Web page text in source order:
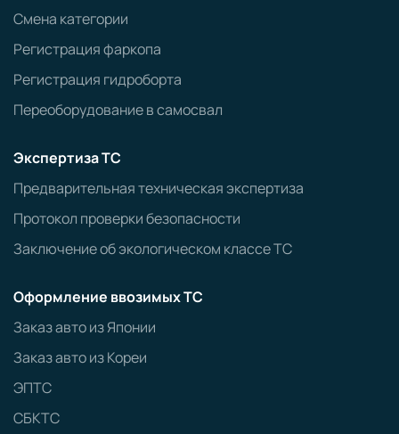
Смена категории
Регистрация фаркопа
Регистрация гидроборта
Переоборудование в самосвал
Экспертиза ТС
Предварительная техническая экспертиза
Протокол проверки безопасности
Заключение об экологическом классе ТС
Оформление ввозимых ТС
Заказ авто из Японии
Заказ авто из Кореи
ЭПТС
СБКТС